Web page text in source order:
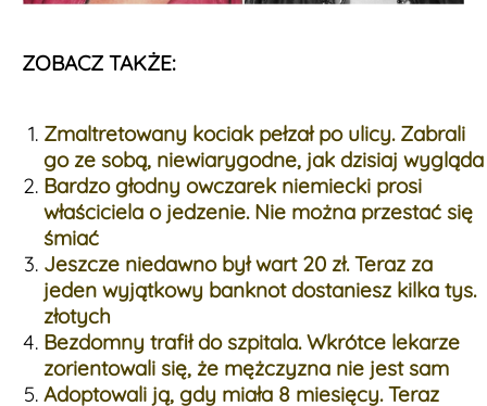
ZOBACZ TAKŻE:
Zmaltretowany kociak pełzał po ulicy. Zabrali
go ze sobą, niewiarygodne, jak dzisiaj wygląda
Bardzo głodny owczarek niemiecki prosi
właściciela o jedzenie. Nie można przestać się
śmiać
Jeszcze niedawno był wart 20 zł. Teraz za
jeden wyjątkowy banknot dostaniesz kilka tys.
złotych
Bezdomny trafił do szpitala. Wkrótce lekarze
zorientowali się, że mężczyzna nie jest sam
Adoptowali ją, gdy miała 8 miesięcy. Teraz